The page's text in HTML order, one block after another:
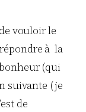
vouloir le
à la
(qui
suivante (je
de